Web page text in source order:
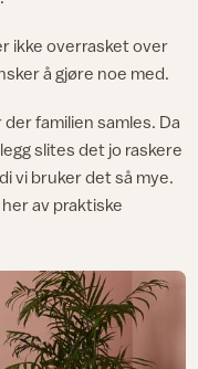
ikke overrasket over
å gjøre noe med.
familien samles. Da
slites det jo raskere
vi bruker det så mye.
av praktiske